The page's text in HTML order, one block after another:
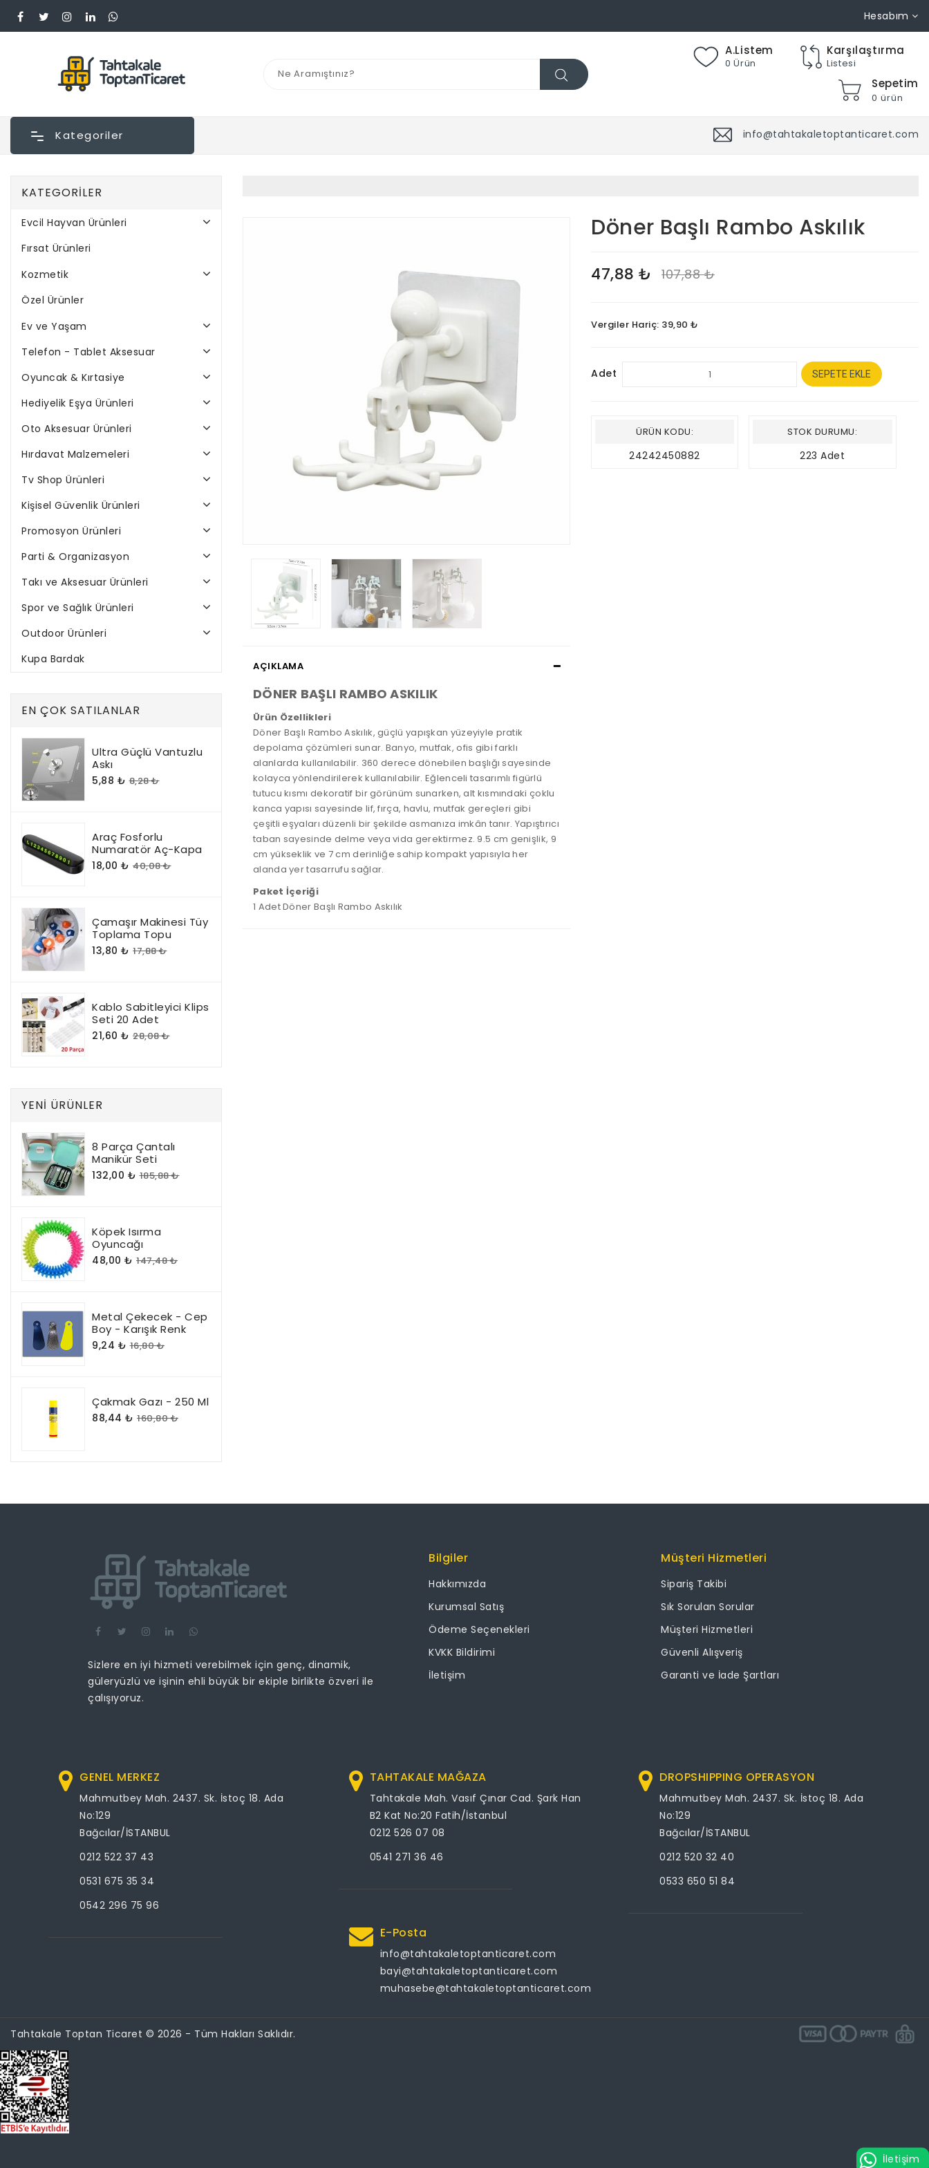
Hesabım
A.Listem
0 Ürün
Karşılaştırma
Listesi
Sepetim
0 ürün
Kategoriler info@tahtakaletoptanticaret.com
KATEGORILER
Evcil Hayvan Ürünleri
Fırsat Ürünleri
Kozmetik
Özel Ürünler
Ev ve Yaşam
Telefon - Tablet Aksesuar
Oyuncak & Kırtasiye
Hediyelik Eşya Ürünleri
Oto Aksesuar Ürünleri
Hırdavat Malzemeleri
Tv Shop Ürünleri
Kişisel Güvenlik Ürünleri
Promosyon Ürünleri
Parti & Organizasyon
Takı ve Aksesuar Ürünleri
Spor ve Sağlık Ürünleri
Outdoor Ürünleri
Kupa Bardak
EN ÇOK SATILANLAR
Ultra Güçlü Vantuzlu
Askı
5,88 ₺ 8,28 ₺
Araç Fosforlu
Numaratör Aç-Kapa
18,00 ₺ 40,08 ₺
Çamaşır Makinesi Tüy
Toplama Topu
13,80 ₺ 17,88 ₺
Kablo Sabitleyici Klips
Seti 20 Adet
21,60 ₺ 28,08 ₺
YENI ÜRÜNLER
8 Parça Çantalı
Manikür Seti
132,00 ₺ 185,88 ₺
Köpek Isırma
Oyuncağı
48,00 ₺ 147,48 ₺
Metal Çekecek - Cep
Boy - Karışık Renk
9,24 ₺ 16,80 ₺
Çakmak Gazı - 250 Ml
88,44 ₺ 160,80 ₺
AÇIKLAMA
DÖNER BAŞLI RAMBO ASKILIK
Ürün Özellikleri
Döner Başlı Rambo Askılık, güçlü yapışkan yüzeyiyle pratik
depolama çözümleri sunar. Banyo, mutfak, ofis gibi farklı
alanlarda kullanılabilir. 360 derece dönebilen başlığı sayesinde
kolayca yönlendirilerek kullanılabilir. Eğlenceli tasarımlı figürlü
tutucu kısmı dekoratif bir görünüm sunarken, alt kısmındaki çoklu
kanca yapısı sayesinde lif, fırça, havlu, mutfak gereçleri gibi
çeşitli eşyaları düzenli bir şekilde asmanıza imkân tanır. Yapıştırıcı
taban sayesinde delme veya vida gerektirmez. 9.5 cm genişlik, 9
cm yükseklik ve 7 cm derinliğe sahip kompakt yapısıyla her
alanda yer tasarrufu sağlar.
Paket İçeriği
1 Adet Döner Başlı Rambo Askılık
Döner Başlı Rambo Askılık
47,88 ₺ 107,88 ₺
Vergiler Hariç: 39,90 ₺
Adet SEPETE EKLE
ÜRÜN KODU:
24242450882
STOK DURUMU:
223 Adet
Sizlere en iyi hizmeti verebilmek için genç, dinamik,
güleryüzlü ve işinin ehli büyük bir ekiple birlikte özveri ile
çalışıyoruz.
Bilgiler
Hakkımızda
Kurumsal Satış
Ödeme Seçenekleri
KVKK Bildirimi
İletişim
Müşteri Hizmetleri
Sipariş Takibi
Sık Sorulan Sorular
Müşteri Hizmetleri
Güvenli Alışveriş
Garanti ve İade Şartları
GENEL MERKEZ
Mahmutbey Mah. 2437. Sk. İstoç 18. Ada
No:129
Bağcılar/İSTANBUL
0212 522 37 43
0531 675 35 34
0542 296 75 96
TAHTAKALE MAĞAZA
Tahtakale Mah. Vasıf Çınar Cad. Şark Han
B2 Kat No:20 Fatih/İstanbul
0212 526 07 08
0541 271 36 46
DROPSHIPPING OPERASYON
Mahmutbey Mah. 2437. Sk. İstoç 18. Ada
No:129
Bağcılar/İSTANBUL
0212 520 32 40
0533 650 51 84
E-Posta
info@tahtakaletoptanticaret.com
bayi@tahtakaletoptanticaret.com
muhasebe@tahtakaletoptanticaret.com
Tahtakale Toptan Ticaret © 2026 - Tüm Hakları Saklıdır.
İletişim